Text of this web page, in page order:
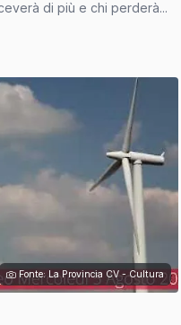
di più e chi perderà...
Fonte: La Provincia CV - Cultura